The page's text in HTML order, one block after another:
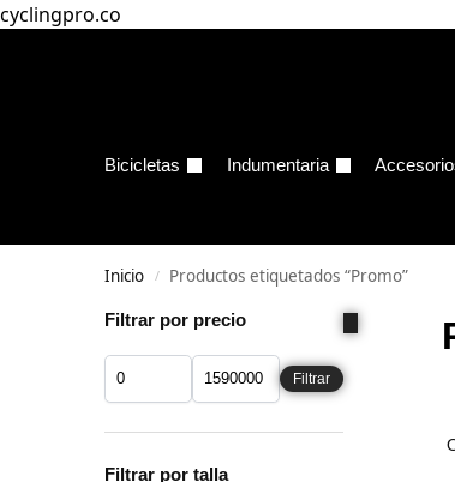
cyclingpro.co
Bicicletas Indumentaria
Inicio / Productos etiquetados “Promo”
Filtrar por precio
Filtrar
Filtrar por talla